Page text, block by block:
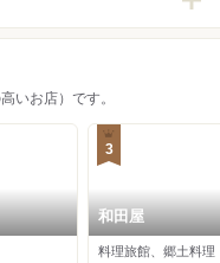
いお店）です。
3
和田屋
料理旅館、郷土料理